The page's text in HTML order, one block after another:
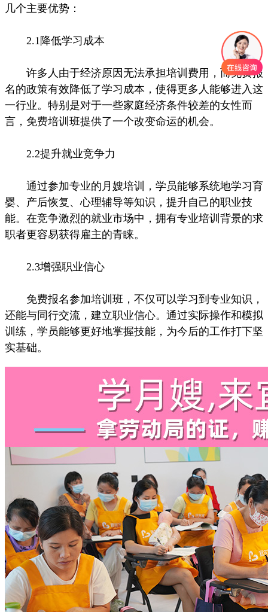
几个主要优势：
2.1降低学习成本
许多人由于经济原因无法承担培训费用，而免费报
名的政策有效降低了学习成本，使得更多人能够进入这
一行业。特别是对于一些家庭经济条件较差的女性而
言，免费培训班提供了一个改变命运的机会。
2.2提升就业竞争力
通过参加专业的月嫂培训，学员能够系统地学习育
婴、产后恢复、心理辅导等知识，提升自己的职业技
能。在竞争激烈的就业市场中，拥有专业培训背景的求
职者更容易获得雇主的青睐。
2.3增强职业信心
免费报名参加培训班，不仅可以学习到专业知识，
还能与同行交流，建立职业信心。通过实际操作和模拟
训练，学员能够更好地掌握技能，为今后的工作打下坚
实基础。